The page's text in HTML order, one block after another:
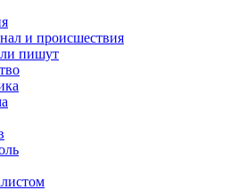
и происшествия
пишут